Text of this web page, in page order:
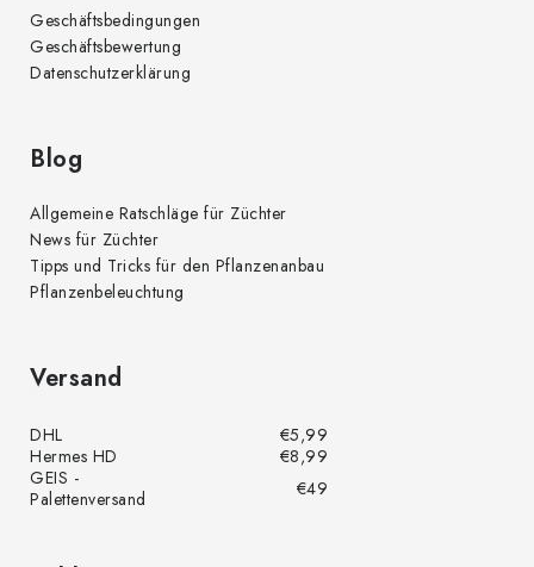
Geschäftsbedingungen
Geschäftsbewertung
Datenschutzerklärung
Blog
Allgemeine Ratschläge für Züchter
News für Züchter
Tipps und Tricks für den Pflanzenanbau
Pflanzenbeleuchtung
Versand
DHL
€5,99
Hermes HD
€8,99
GEIS -
Palettenversand
€49